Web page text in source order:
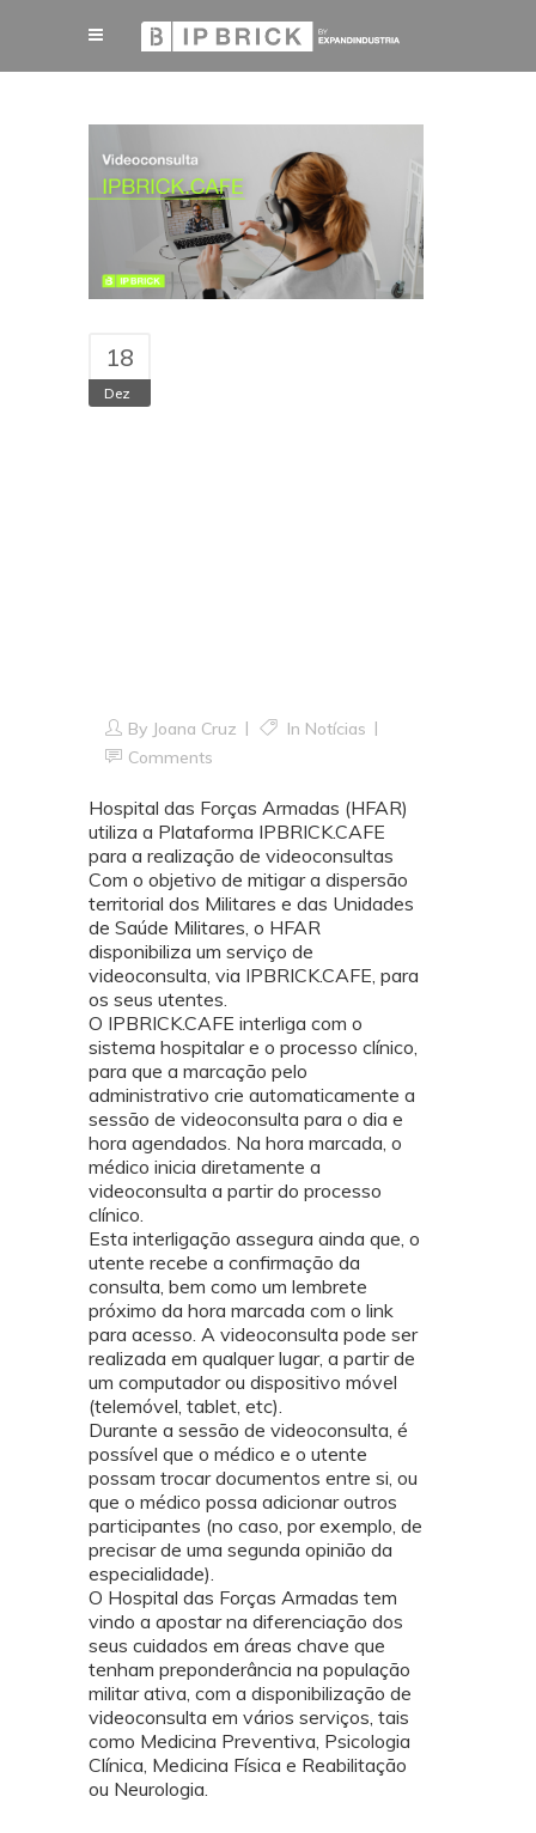
18
Dez
By Joana Cruz In Notícias
Comments
Hospital das Forças Armadas (HFAR)
utiliza a Plataforma IPBRICK.CAFE
para a realização de videoconsultas
Com o objetivo de mitigar a dispersão
territorial dos Militares e das Unidades
de Saúde Militares, o HFAR
disponibiliza um serviço de
videoconsulta, via IPBRICK.CAFE, para
os seus utentes.
O IPBRICK.CAFE interliga com o
sistema hospitalar e o processo clínico,
para que a marcação pelo
administrativo crie automaticamente a
sessão de videoconsulta para o dia e
hora agendados. Na hora marcada, o
médico inicia diretamente a
videoconsulta a partir do processo
clínico.
Esta interligação assegura ainda que, o
utente recebe a confirmação da
consulta, bem como um lembrete
próximo da hora marcada com o link
para acesso. A videoconsulta pode ser
realizada em qualquer lugar, a partir de
um computador ou dispositivo móvel
(telemóvel, tablet, etc).
Durante a sessão de videoconsulta, é
possível que o médico e o utente
possam trocar documentos entre si, ou
que o médico possa adicionar outros
participantes (no caso, por exemplo, de
precisar de uma segunda opinião da
especialidade).
O Hospital das Forças Armadas tem
vindo a apostar na diferenciação dos
seus cuidados em áreas chave que
tenham preponderância na população
militar ativa, com a disponibilização de
videoconsulta em vários serviços, tais
como Medicina Preventiva, Psicologia
Clínica, Medicina Física e Reabilitação
ou Neurologia.